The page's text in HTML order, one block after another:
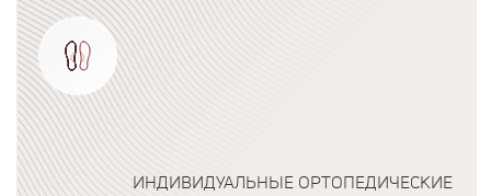
ИНДИВИДУАЛЬНЫЕ ОРТОПЕДИЧЕСКИЕ